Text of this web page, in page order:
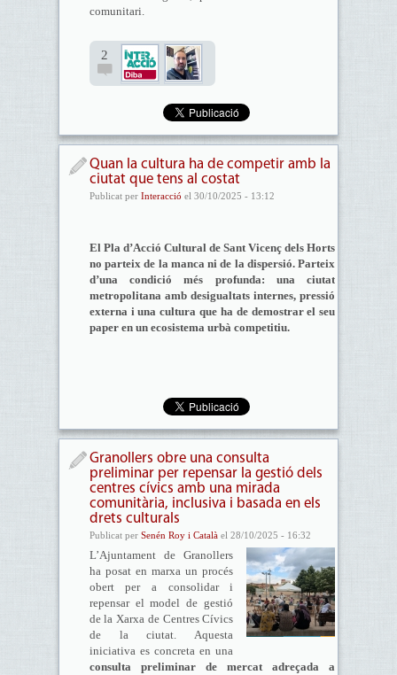
comunitari.
2
Quan la cultura ha de competir amb la
ciutat que tens al costat
Publicat per Interacció el 30/10/2025 - 13:12
El Pla d’Acció Cultural de Sant Vicenç dels Horts
no parteix de la manca ni de la dispersió. Parteix
d’una condició més profunda: una ciutat
metropolitana amb desigualtats internes, pressió
externa i una cultura que ha de demostrar el seu
paper en un ecosistema urbà competitiu.
Granollers obre una consulta
preliminar per repensar la gestió dels
centres cívics amb una mirada
comunitària, inclusiva i basada en els
drets culturals
Publicat per Senén Roy i Catalàel 28/10/2025 - 16:32
L’Ajuntament de Granollers
ha posat en marxa un procés
obert per a consolidar i
repensar el model de gestió
de la Xarxa de Centres Cívics
de la ciutat. Aquesta
iniciativa es concreta en una
consulta preliminar de mercat adreçada a